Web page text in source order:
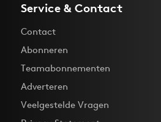
Service & Contact
Contact
Abonneren
Teamabonnementen
Adverteren
Veelgestelde Vragen